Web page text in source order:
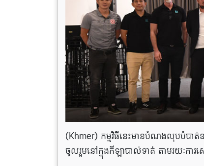
(Khmer) កម្មវិធីនេះមានបំណងលុបបំបា
ចូលរួមនៅក្នុងកីឡាបាល់ទាត់ តាមរយៈកា